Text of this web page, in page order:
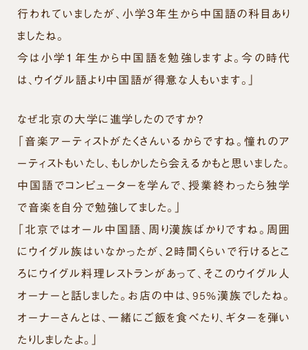
行われていましたが、小学３年生から中国語の科目あり
ましたね。
今は小学１年生から中国語を勉強しますよ。今の時代
は、ウイグル語より中国語が得意な人もいます。」
なぜ北京の大学に進学したのですか？
「音楽アーティストがたくさんいるからですね。憧れのア
ーティストもいたし、もしかしたら会えるかもと思いました。
中国語でコンピューターを学んで、授業終わったら独学
で音楽を自分で勉強してました。」
「北京ではオール中国語、周り漢族ばかりですね。周囲
にウイグル族はいなかったが、２時間くらいで行けるとこ
ろにウイグル料理レストランがあって、そこのウイグル人
オーナーと話しました。お店の中は、95%漢族でしたね。
オーナーさんとは、一緒にご飯を食べたり、ギターを弾い
たりしましたよ。」